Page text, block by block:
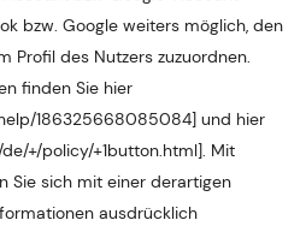
bzw. Google weiters möglich, den
Profil des Nutzers zuzuordnen.
finden Sie hier
186325668085084] und hier
+/policy/+1button.html]. Mit
Sie sich mit einer derartigen
ausdrücklich